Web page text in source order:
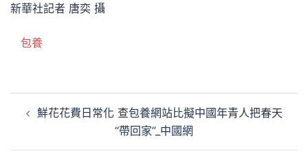
新華社記者 唐奕 攝
包養
鮮花花費日常化 查包養網站比擬中國年青人把春天
“帶回家”_中國網